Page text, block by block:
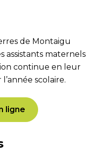
de Montaigu
assistants maternels
continue en leur
scolaire.
ligne